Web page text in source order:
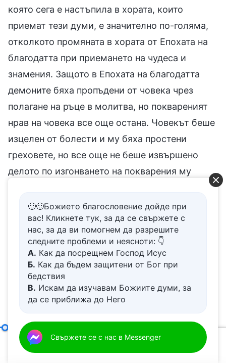
която сега е настъпила в хората, които
приемат тези думи, е значително по-голяма,
отколкото промяната в хората от Епохата на
благодатта при приемането на чудеса и
знамения. Защото в Епохата на благодатта
демоните бяха пропъдени от човека чрез
полагане на ръце в молитва, но поквареният
нрав на човека все още остана. Човекът беше
изцелен от болести и му бяха простени
греховете, но все още не бeше извършено
делото по изгонването на покварения му
сатанински нрав. Човекът просто получаваше
спасение и прошка на греховете си чрез
вярата си, но греховната човешка природа не
беше изкоренена и все още оставаше в него.
Греховете на човека бяха простени чрез
въплътения Бог, но това не означаваше, че в
човека вече нямаше грях. Чрез приноса за
грях човекът можеше да получи опрощение
проблема как вече да не греши и как
греховната му природа да бъде напълно
🙂🙂Божието благословение дойде при
вас! Кликнете тук, за да се свържете с
нас, за да ви помогнем да разрешите
следните проблеми и неясноти: 👇
А. Как да посрещнем Господ Исус
Б. Как да бъдем защитени от Бог при
бедствия
В. Искам да изучавам Божиите думи, за
да се приближа до Него
живот
Д.Имам молба за молитва
Свържете се с нас в Messenger
Тайната на въплъщението (4)Първа част